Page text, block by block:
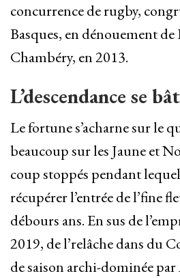
concurrence de rugby,
Basques, en dénouement
Chambéry, en 2013.
L’descendance se
Le fortune s’acharne sur le
beaucoup sur les Jaune et
coup stoppés pendant
récupérer l’entrée de l’fine
débours ans. En sus de
2019, de l’relâche dans du
de saison archi-dominée